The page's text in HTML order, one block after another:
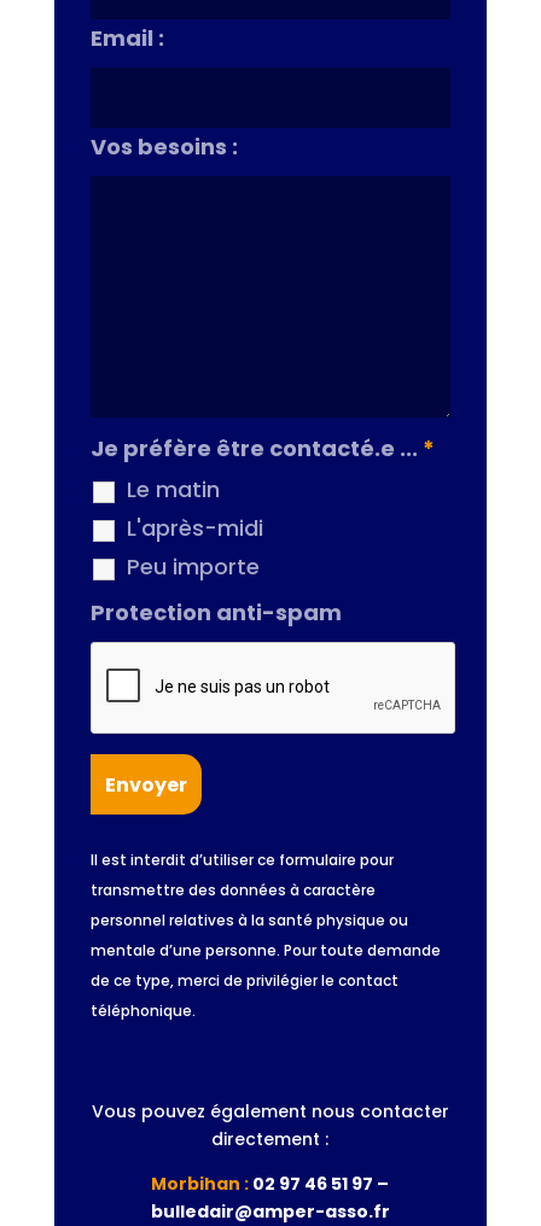
Email :
Vos besoins :
Je préfère être contacté.e ... *
Le matin
L'après-midi
Peu importe
Protection anti-spam
Il est interdit d’utiliser ce formulaire pour
transmettre des données à caractère
personnel relatives à la santé physique ou
mentale d’une personne. Pour toute demande
de ce type, merci de privilégier le contact
téléphonique.
Vous pouvez également nous contacter
directement :
Morbihan : 02 97 46 51 97 –
bulledair@amper-asso.fr